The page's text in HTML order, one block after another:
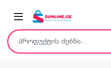
ძებნა: